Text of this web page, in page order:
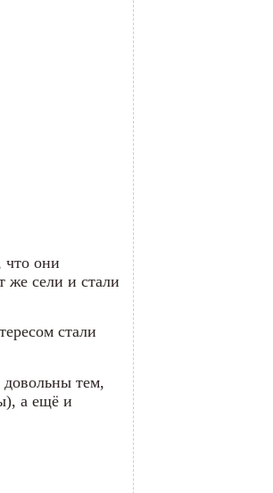
что они
же сели и стали
стали
довольны тем,
а ещё и